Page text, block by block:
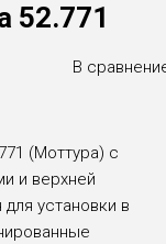
52.771
В
(Моттура) с
и верхней
установки в